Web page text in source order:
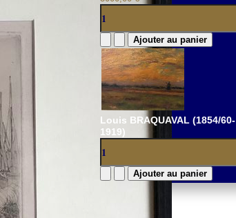
Louis BRAQUAVAL (1854/60-
1919)